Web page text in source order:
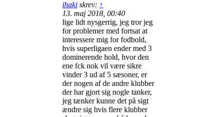
ihaki skrev: ↑
13. maj 2018, 00:40
lige lidt nysgerrig, jeg tror jeg
for problemer med fortsat at
interessere mig for fodbold,
hvis superligaen ender med 3
dominerende hold, hvor den
ene fck nok vil være sikre
vinder 3 ud af 5 sæsoner, er
der nogen af de andre klubber
der har gjort sig nogle tanker,
jeg tænker kunne det på sigt
ændre sig hvis flere klubber